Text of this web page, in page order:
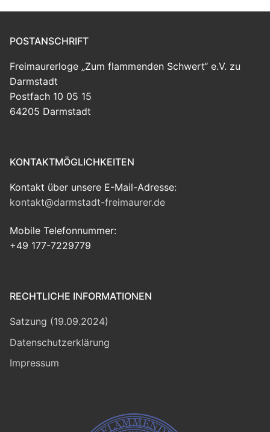
POSTANSCHRIFT
Freimaurerloge „Zum flammenden Schwert“ e.V. zu
Darmstadt
Postfach 10 05 15
64205 Darmstadt
KONTAKTMÖGLICHKEITEN
Kontakt über unsere E-Mail-Adresse:
kontakt@darmstadt-freimaurer.de
Mobile Telefonnummer:
+49 177-7229779
RECHTLICHE INFORMATIONEN
Satzung (19.09.2024)
Datenschutzerklärung
Impressum